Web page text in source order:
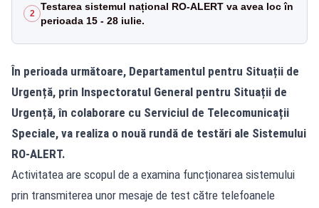
2
Testarea sistemul național RO-ALERT va avea loc în
perioada 15 - 28 iulie.
În perioada următoare, Departamentul pentru Situații de
Urgență, prin Inspectoratul General pentru Situații de
Urgență, în colaborare cu Serviciul de Telecomunicații
Speciale, va realiza o nouă rundă de testări ale Sistemului
RO-ALERT.
Activitatea are scopul de a examina funcționarea sistemului
prin transmiterea unor mesaje de test către telefoanele